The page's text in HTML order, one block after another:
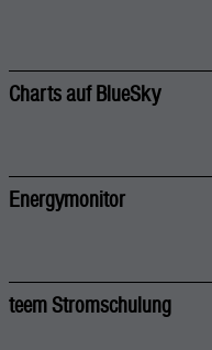
Charts auf BlueSky
Energymonitor
teem Stromschulung